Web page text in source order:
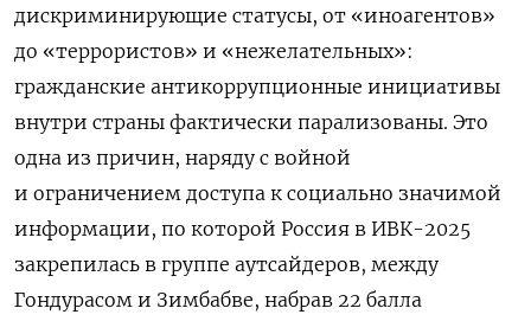
дискриминирующие статусы, от «иноагентов»
до «террористов» и «нежелательных»:
гражданские антикоррупционные инициативы
внутри страны фактически парализованы. Это
одна из причин, наряду с войной
и ограничением доступа к социально значимой
информации, по которой Россия в ИВК-2025
закрепилась в группе аутсайдеров, между
Гондурасом и Зимбабве, набрав 22 балла